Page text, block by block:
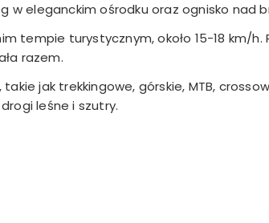
w eleganckim ośrodku oraz ognisko nad
tempie turystycznym, około 15-18 km/
razem.
jak trekkingowe, górskie, MTB,
leśne i szutry.